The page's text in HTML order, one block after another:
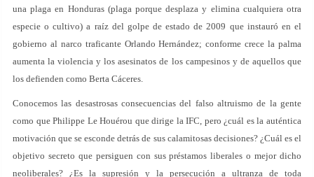
una plaga en Honduras (plaga porque desplaza y elimina cualquiera otra
especie o cultivo) a raíz del golpe de estado de 2009 que instauró en el
gobierno al narco traficante Orlando Hernández; conforme crece la palma
aumenta la violencia y los asesinatos de los campesinos y de aquellos que
los defienden como Berta Cáceres.
Conocemos las desastrosas consecuencias del falso altruismo de la gente
como que Philippe Le Houérou que dirige la IFC, pero ¿cuál es la auténtica
motivación que se esconde detrás de sus calamitosas decisiones? ¿Cuál es el
objetivo secreto que persiguen con sus préstamos liberales o mejor dicho
neoliberales? ¿Es la supresión y la persecución a ultranza de toda